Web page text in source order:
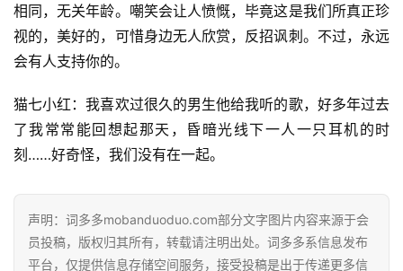
相同，无关年龄。嘲笑会让人愤慨，毕竟这是我们所真正珍
视的，美好的，可惜身边无人欣赏，反招讽刺。不过，永远
会有人支持你的。
猫七小红：我喜欢过很久的男生他给我听的歌，好多年过去
了我常常能回想起那天，昏暗光线下一人一只耳机的时
刻……好奇怪，我们没有在一起。
声明：词多多mobanduoduo.com部分文字图片内容来源于会
员投稿，版权归其所有，转载请注明出处。词多多系信息发布
平台，仅提供信息存储空间服务，接受投稿是出于传递更多信